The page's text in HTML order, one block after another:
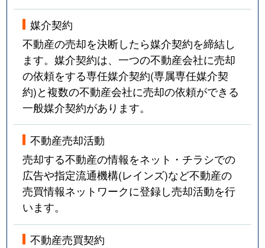
媒介契約
不動産の売却を決断したら媒介契約を締結し
ます。媒介契約は、一つの不動産会社に売却
の依頼をする専任媒介契約(専属専任媒介契
約)と複数の不動産会社に売却の依頼ができる
一般媒介契約があります。
不動産売却活動
売却する不動産の情報をネット・チラシでの
広告や指定流通機構(レインズ)など不動産の
売買情報ネットワークに登録し売却活動を行
います。
不動産売買契約